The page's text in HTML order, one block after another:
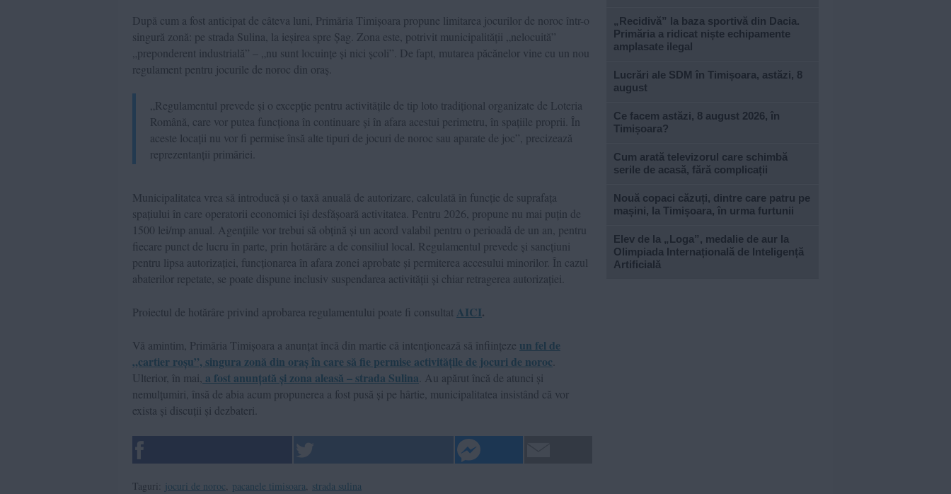
După cum a fost anticipat de câteva luni, Primăria Timișoara propune limitarea jocurilor de noroc într-o
singură zonă: pe strada Sulina, la ieșirea spre Șag. Zona este, potrivit municipalității „nelocuită”
„preponderent industrială” – „nu sunt locuințe și nici școli”. De fapt, mutarea păcănelor vine cu un nou
regulament pentru jocurile de noroc din oraș.
„Regulamentul prevede și o excepție pentru activitățile de tip loto tradițional organizate de Loteria
Română, care vor putea funcționa în continuare și în afara acestui perimetru, în spațiile proprii. În
aceste locații nu vor fi permise însă alte tipuri de jocuri de noroc sau aparate de joc”, precizează
reprezentanții primăriei.
Municipalitatea vrea să introducă și o taxă anuală de autorizare, calculată în funcție de suprafața
spațiului în care operatorii economici își desfășoară activitatea. Pentru 2026, propune nu mai puțin de
1500 lei/mp anual. Agențiile vor trebui să obțină și un acord valabil pentru o perioadă de un an, pentru
fiecare punct de lucru în parte, prin hotărâre a de consiliul local. Regulamentul prevede și sancțiuni
pentru lipsa autorizației, funcționarea în afara zonei aprobate și permiterea accesului minorilor. În cazul
abaterilor repetate, se poate dispune inclusiv suspendarea activității și chiar retragerea autorizației.
Proiectul de hotărâre privind aprobarea regulamentului poate fi consultat AICI.
Vă amintim, Primăria Timișoara a anunțat încă din martie că intenționează să înființeze un fel de
„cartier roșu”, singura zonă din oraș în care să fie permise activitățile de jocuri de noroc
Ulterior, în mai, a fost anunțată și zona aleasă – strada Sulina . Au apărut încă de atunci și
nemulțumiri, însă de abia acum propunerea a fost pusă și pe hârtie, municipalitatea insistând că vor
exista și discuții și dezbateri.
Taguri: jocuri de noroc pacanele timisoara strada sulina
„Recidivă” la baza sportivă din Dacia.
Primăria a ridicat niște echipamente
amplasate ilegal
Lucrări ale SDM în Timișoara, astăzi, 8
august
Ce facem astăzi, 8 august 2026, în
Timișoara?
Cum arată televizorul care schimbă
serile de acasă, fără complicații
Nouă copaci căzuți, dintre care patru pe
mașini, la Timișoara, în urma furtunii
Elev de la „Loga”, medalie de aur la
Olimpiada Internațională de Inteligență
Artificială